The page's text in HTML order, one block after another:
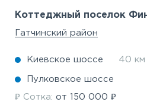
Коттеджный поселок
Гатчинский район
Киевское шоссе 40 км
Пулковское шоссе
₽ Сотка:от150 000 ₽